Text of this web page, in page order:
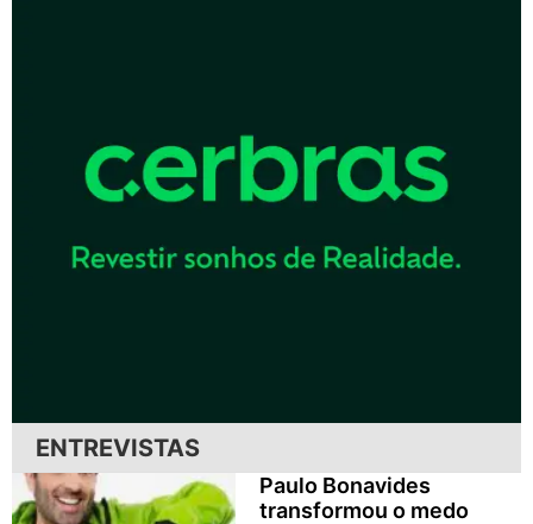
ENTREVISTAS
Paulo Bonavides
transformou o medo